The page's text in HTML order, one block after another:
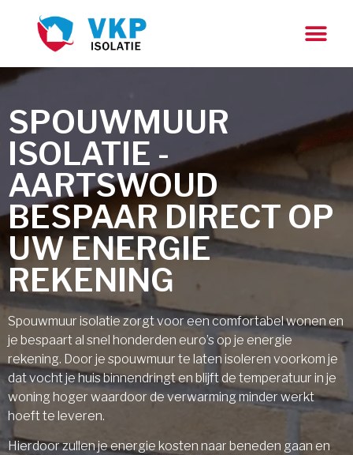
SPOUWMUUR
ISOLATIE -
AARTSWOUD
BESPAAR DIRECT OP
UW ENERGIE
REKENING
Spouwmuur isolatie zorgt voor een comfortabel wonen en
je bespaart al snel honderden euro’s op je energie
rekening. Door je spouwmuur te laten isoleren voorkom je
dat vocht je huis binnendringt en blijft de temperatuur in je
woning hoger waardoor de verwarming minder werkt
hoeft te leveren.
Hierdoor zullen je energie kosten naar beneden gaan en